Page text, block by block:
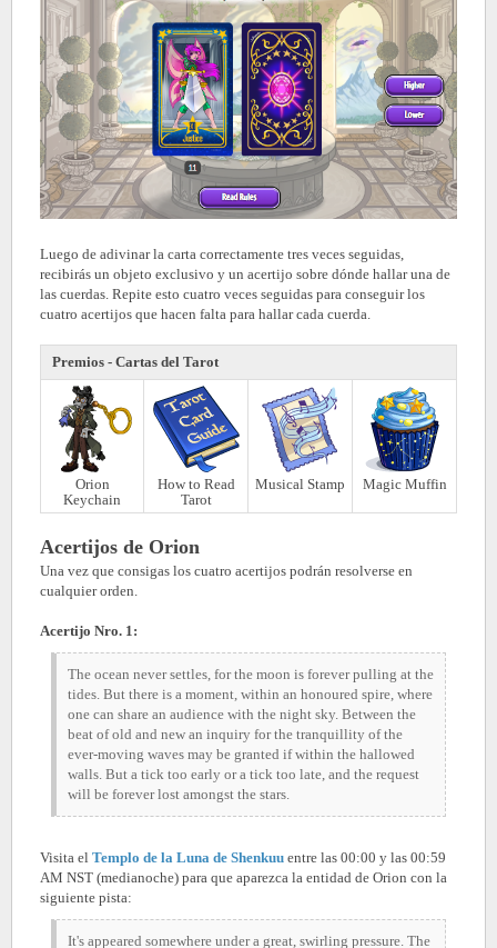
Luego de adivinar la carta correctamente tres veces seguidas,
recibirás un objeto exclusivo y un acertijo sobre dónde hallar una de
las cuerdas. Repite esto cuatro veces seguidas para conseguir los
cuatro acertijos que hacen falta para hallar cada cuerda.
Premios - Cartas del Tarot
Orion
Keychain
How to Read
Tarot
Musical Stamp Magic Muffin
Acertijos de Orion
Una vez que consigas los cuatro acertijos podrán resolverse en
cualquier orden.
Acertijo Nro. 1:
The ocean never settles, for the moon is forever pulling at the
tides. But there is a moment, within an honoured spire, where
one can share an audience with the night sky. Between the
beat of old and new an inquiry for the tranquillity of the
ever-moving waves may be granted if within the hallowed
walls. But a tick too early or a tick too late, and the request
will be forever lost amongst the stars.
Visita el Templo de la Luna de Shenkuu entre las 00:00 y las 00:59
AM NST (medianoche) para que aparezca la entidad de Orion con la
siguiente pista:
It's appeared somewhere under a great, swirling pressure. The